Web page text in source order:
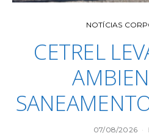
NOTÍCIAS
CETREL
POSTED
07/08/2026